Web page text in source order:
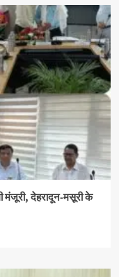
मंजूरी, देहरादून-मसूरी के